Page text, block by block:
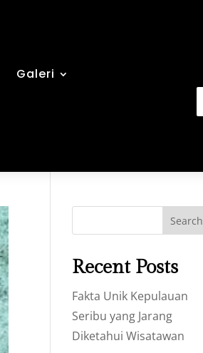
Galeri
Search
Recent Posts
Fakta Unik Kepulauan
Seribu yang Jarang
Diketahui Wisatawan